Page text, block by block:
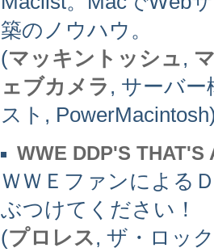
築のノウハウ。
(マッキントッシュ,
ェブカメラ , サーバ
スト,
WWE DDP'S THAT'S
ＷＷＥファンによる
ぶつけてください！
(プロレス, ザ・ロッ